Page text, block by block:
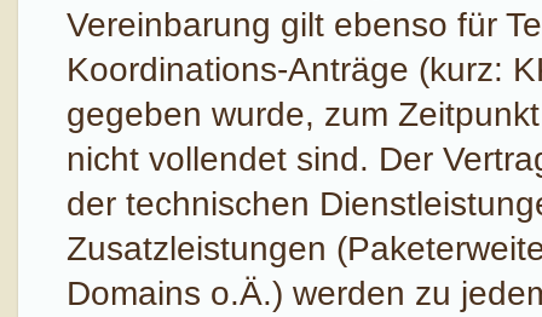
Vereinbarung gilt ebenso für
Koordinations-Anträge (kurz:
gegeben wurde, zum
nicht vollendet sind. Der
der technischen
Zusatzleistungen
Domains o.Ä.) werden zu